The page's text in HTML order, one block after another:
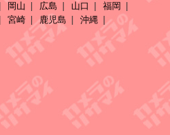
岡山 広島 山口
福岡
宮崎 鹿児島 沖縄